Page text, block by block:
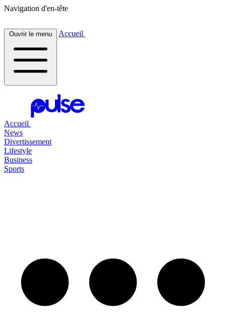
Navigation d'en-tête
Ouvrir le menu Accueil
Accueil
News
Divertissement
Lifestyle
Business
Sports